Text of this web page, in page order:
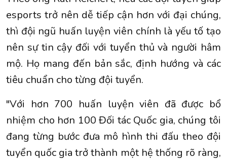
esports trở nên dễ tiếp cận hơn với đại chúng,
thì đội ngũ huấn luyện viên chính là yếu tố tạo
nên sự tin cậy đối với tuyển thủ và người hâm
mộ. Họ mang đến bản sắc, định hướng và các
tiêu chuẩn cho từng đội tuyển.
"Với hơn 700 huấn luyện viên đã được bổ
nhiệm cho hơn 100 Đối tác Quốc gia, chúng tôi
đang từng bước đưa mô hình thi đấu theo đội
tuyển quốc gia trở thành một hệ thống rõ ràng,